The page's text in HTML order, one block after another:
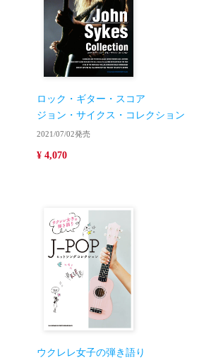
ロック・ギター・スコア
ジョン・サイクス・コレクション
2021/07/02発売
¥ 4,070
ウクレレ女子の弾き語り